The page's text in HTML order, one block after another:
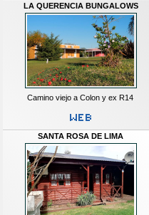
LA QUERENCIA BUNGALOWS
Camino viejo a Colon y ex R14
SANTA ROSA DE LIMA